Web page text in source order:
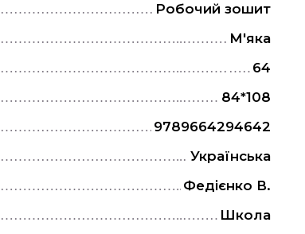
Робочий зошит
М'яка
64
84*108
9789664294642
Українська
Федієнко В.
Школа